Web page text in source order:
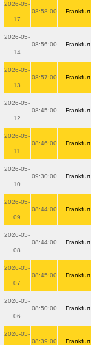
2026-05-
17
08:58:00 Frankfurt
2026-05-
14
08:56:00 Frankfurt
2026-05-
13
08:57:00 Frankfurt
2026-05-
12
08:45:00 Frankfurt
2026-05-
11
08:46:00 Frankfurt
2026-05-
10
09:30:00 Frankfurt
2026-05-
09
08:44:00 Frankfurt
2026-05-
08
08:44:00 Frankfurt
2026-05-
07
08:45:00 Frankfurt
2026-05-
06
08:50:00 Frankfurt
2026-05-
08:39:00 Frankfurt